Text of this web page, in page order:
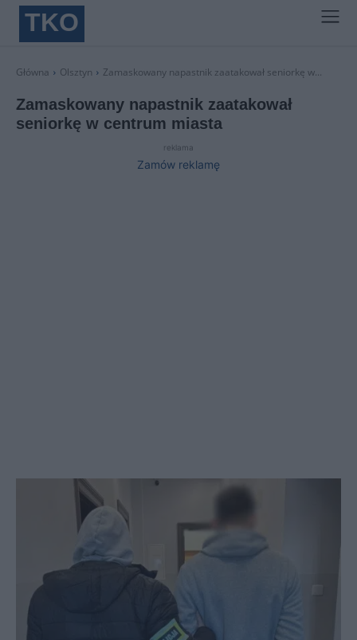
TKO
Główna Olsztyn Zamaskowany napastnik zaatakował seniorkę w...
Zamaskowany napastnik zaatakował
seniorkę w centrum miasta
reklama
Zamów reklamę